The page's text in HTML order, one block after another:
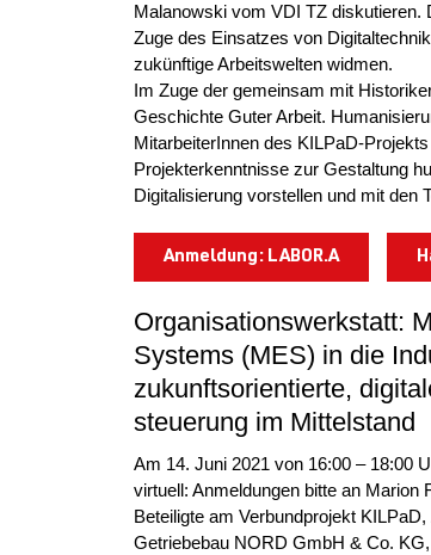
Malanowski vom VDI TZ diskutieren.
Zuge des Einsatzes von
zukünftige Arbeitswelten widmen.
Im Zuge der gemeinsam mit
Geschichte Guter Arbeit.
MitarbeiterInnen des KILPaD-
Projekterkenntnisse zur Gestaltung
Digitalisierung vorstellen und mit den
Anmeldung: LABOR.A
Organisationswerkstatt:
Systems (MES) in die
zukunftsorientierte,
steuerung im Mittelstand
Am 14. Juni 2021 von 16:00 – 18:00
virtuell: Anmeldungen bitte an Marion
Beteiligte am Verbundprojekt
Getriebebau NORD GmbH & Co.